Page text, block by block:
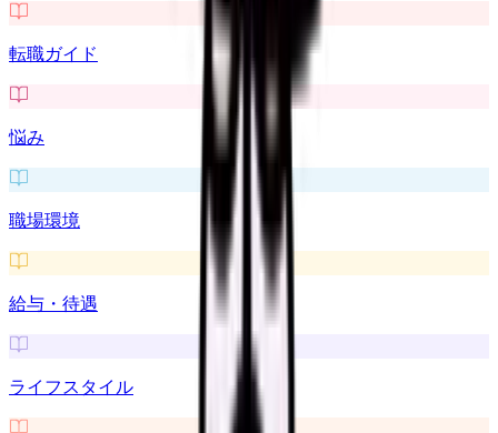
転職ガイド
悩み
職場環境
給与・待遇
ライフスタイル